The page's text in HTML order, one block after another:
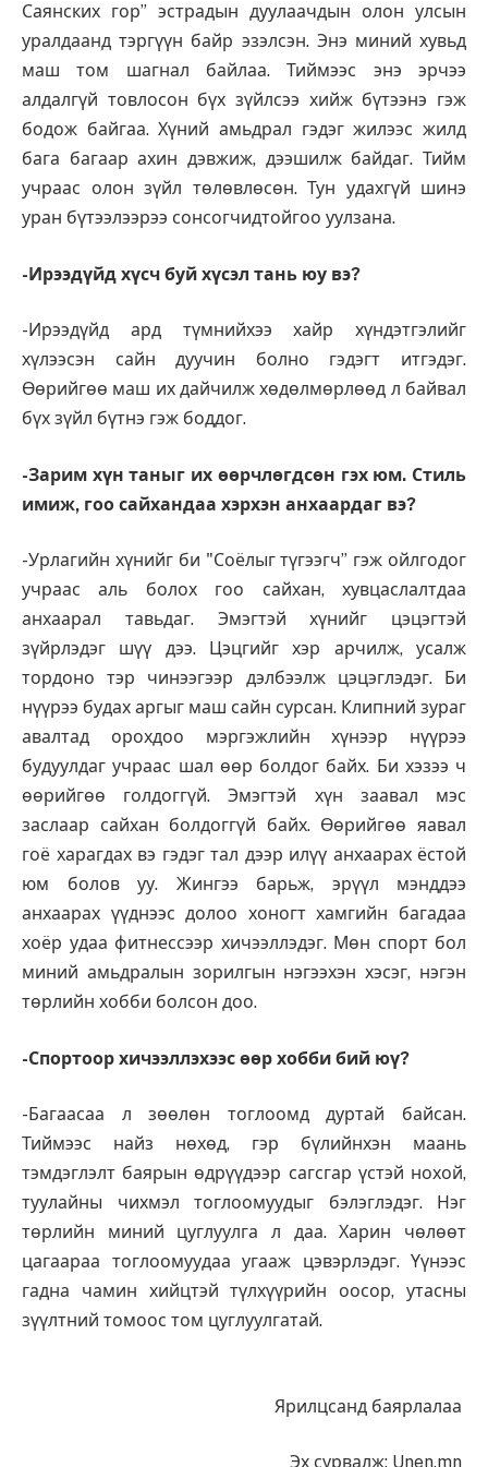
Саянских гор” эстрадын дуулаачдын олон улсын
уралдаанд тэргүүн байр эзэлсэн. Энэ миний хувьд
маш том шагнал байлаа. Тиймээс энэ эрчээ
алдалгүй товлосон бүх зүйлсээ хийж бүтээнэ гэж
бодож байгаа. Хүний амьдрал гэдэг жилээс жилд
бага багаар ахин дэвжиж, дээшилж байдаг. Тийм
учраас олон зүйл төлөвлөсөн. Тун удахгүй шинэ
уран бүтээлээрээ сонсогчидтойгоо уулзана.
-Ирээдүйд хүсч буй хүсэл тань юу вэ?
-Ирээдүйд ард түмнийхээ хайр хүндэтгэлийг
хүлээсэн сайн дуучин болно гэдэгт итгэдэг.
Өөрийгөө маш их дайчилж хөдөлмөрлөөд л байвал
бүх зүйл бүтнэ гэж боддог.
-Зарим хүн таныг их өөрчлөгдсөн гэх юм. Стиль
имиж, гоо сайхандаа хэрхэн анхаардаг вэ?
-Урлагийн хүнийг би "Соёлыг түгээгч” гэж ойлгодог
учраас аль болох гоо сайхан, хувцаслалтдаа
анхаарал тавьдаг. Эмэгтэй хүнийг цэцэгтэй
зүйрлэдэг шүү дээ. Цэцгийг хэр арчилж, усалж
тордоно тэр чинээгээр дэлбээлж цэцэглэдэг. Би
нүүрээ будах аргыг маш сайн сурсан. Клипний зураг
авалтад орохдоо мэргэжлийн хүнээр нүүрээ
будуулдаг учраас шал өөр болдог байх. Би хэзээ ч
өөрийгөө голдоггүй. Эмэгтэй хүн заавал мэс
заслаар сайхан болдоггүй байх. Өөрийгөө яавал
гоё харагдах вэ гэдэг тал дээр илүү анхаарах ёстой
юм болов уу. Жингээ барьж, эрүүл мэнддээ
анхаарах үүднээс долоо хоногт хамгийн багадаа
хоёр удаа фитнессээр хичээллэдэг. Мөн спорт бол
миний амьдралын зорилгын нэгээхэн хэсэг, нэгэн
төрлийн хобби болсон доо.
-Спортоор хичээллэхээс өөр хобби бий юү?
-Багаасаа л зөөлөн тоглоомд дуртай байсан.
Тиймээс найз нөхөд, гэр бүлийнхэн маань
тэмдэглэлт баярын өдрүүдээр сагсгар үстэй нохой,
туулайны чихмэл тоглоомуудыг бэлэглэдэг. Нэг
төрлийн миний цуглуулга л даа. Харин чөлөөт
цагаараа тоглоомуудаа угааж цэвэрлэдэг. Үүнээс
гадна чамин хийцтэй түлхүүрийн оосор, утасны
зүүлтний томоос том цуглуулгатай.
Ярилцсанд баярлалаа
Эх сурвалж: Unen.mn